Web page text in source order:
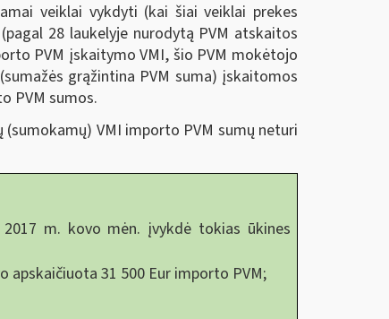
veiklai vykdyti (kai šiai veiklai prekes
28 laukelyje nurodytą PVM atskaitos
PVM įskaitymo VMI, šio PVM mokėtojo
grąžintina PVM suma) įskaitomos
PVM sumos.
VMI importo PVM sumų neturi
m. kovo mėn. įvykdė tokias ūkines
31 500 Eur importo PVM;